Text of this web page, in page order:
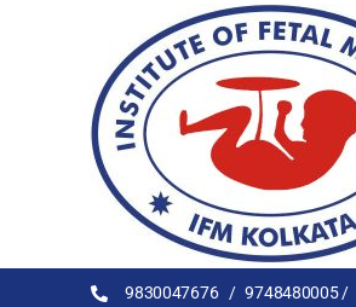
9830047676 / 9748480005 /